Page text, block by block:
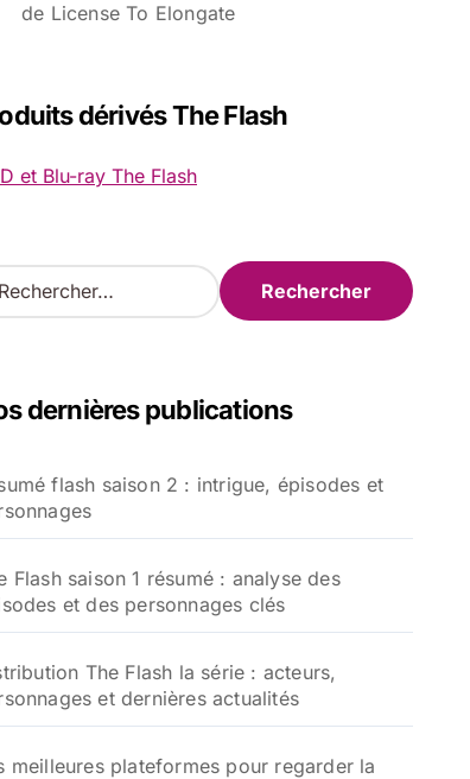
de License To Elongate
dérivés The Flash
et Blu-ray The Flash
dernières publications
flash saison 2 : intrigue, épisodes et
Flash saison 1 résumé : analyse des
et des personnages clés
The Flash la série : acteurs,
et dernières actualités
meilleures plateformes pour regarder la